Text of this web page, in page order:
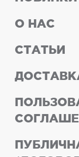
О НАС
СТАТЬИ